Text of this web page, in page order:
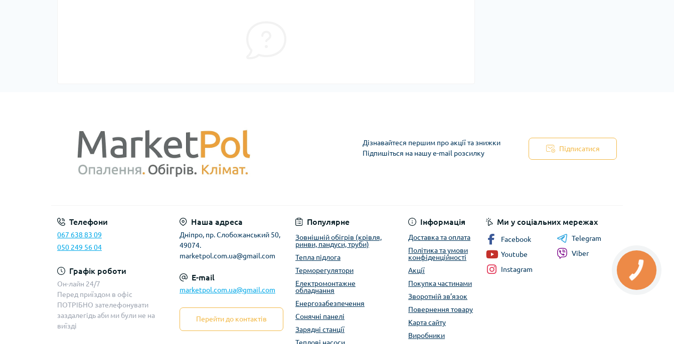
Дізнавайтеся першим про акції та знижки
Підпишіться на нашу e-mail розсилку
Підписатися
Телефони
067 638 83 09
050 249 56 04
Графік роботи
Он-лайн 24/7
Перед приїздом в офіс
ПОТРІБНО зателефонувати
заздалегідь аби ми були не на
виїзді
Наша адреса
Дніпро, пр. Слобожанський 50,
49074.
marketpol.com.ua@gmail.com
E-mail
marketpol.com.ua@gmail.com
Перейти до контактів
Популярне
Зовнішній обігрів (крівля,
ринви, пандуси, труби)
Тепла підлога
Терморегулятори
Електромонтажне
обладнання
Енергозабезпечення
Сонячні панелі
Зарядні станції
Інформація
Доставка та оплата
Політика та умови
конфіденційності
Акції
Покупка частинами
Зворотній зв’язок
Повернення товару
Карта сайту
Виробники
Ми у соціальних мережах
Facebook
Youtube
Instagram
Telegram
Viber